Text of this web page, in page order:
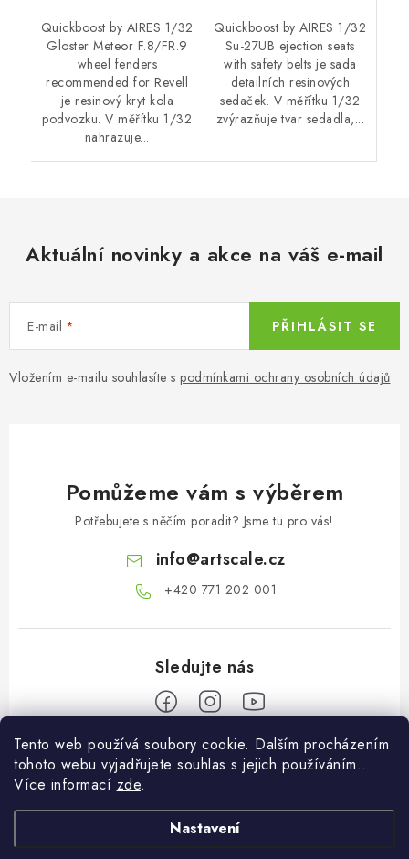
Tento web používá soubory cookie. Dalším procházením
tohoto webu vyjadřujete souhlas s jejich používáním..
Více informací zde.
Nastavení
Quickboost by AIRES 1/32
Gloster Meteor F.8/FR.9
wheel fenders
recommended for Revell
je resinový kryt kola
podvozku. V měřítku 1/32
nahrazuje...
Quickboost by AIRES 1/32
Su-27UB ejection seats
with safety belts je sada
detailních resinových
sedaček. V měřítku 1/32
zvýrazňuje tvar sedadla,...
Aktuální novinky a akce na váš e-mail
E-mail
Vložením e-mailu souhlasíte s podmínkami ochrany osobních údajů
PŘIHLÁSIT SE
Pomůžeme vám s výběrem
Potřebujete s něčím poradit? Jsme tu pro vás!
info@artscale.cz
+420 771 202 001​
Informace pro vás
Můj účet